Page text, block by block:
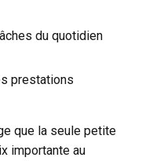
du quotidien
prestations
que la seule petite
importante au